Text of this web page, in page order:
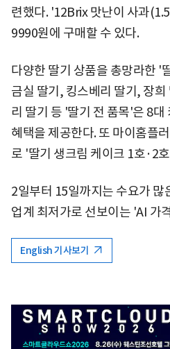
련했다. '12Brix 맛난이 사과
9990원에 구매할 수 있다.
다양한 딸기 상품을 총망라한 '
금실 딸기, 킹스베리 딸기, 장희
리 딸기 등 '딸기 전 품목'은 8대
혜택을 제공한다. 또 마이홈플
로 '딸기 생크림 케이크 1호·2
2일부터 15일까지는 수요가 많
업계 최저가로 선보이는 'AI 가
English 기사보기